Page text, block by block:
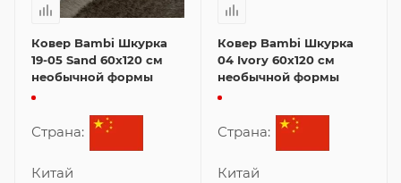
Ковер Bambi Шкурка
19-05 Sand 60x120 см
необычной формы
Страна:
Китай
Ковер Bambi Шкурка
04 Ivory 60x120 см
необычной формы
Страна:
Китай